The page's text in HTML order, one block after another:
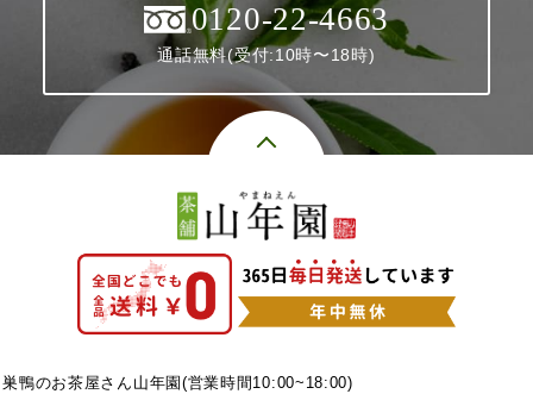
0120-22-4663
通話無料(受付:10時〜18時)
巣鴨のお茶屋さん山年園(営業時間10:00~18:00)